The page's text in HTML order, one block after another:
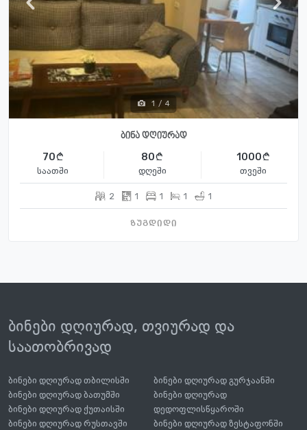
1 / 4
ბინა დღიურად
70
საათში
80
დღეში
1000
თვეში
2 1 1 1 1
ზუგდიდი
ბინები დღიურად, თვიურად და
საათობრივად
ბინები დღიურად თბილისში
ბინები დღიურად ბათუმში
ბინები დღიურად ქუთაისში
ბინები დღიურად რუსთავში
ბინები დღიურად გურჯაანში
ბინები დღიურად
დედოფლისწყაროში
ბინები დღიურად ზესტაფონში